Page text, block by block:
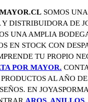
SOMOS UNA
Y DISTRIBUIDORA DE
UNA AMPLIA
EN STOCK CON
TU PROPIO
POR MAYOR.
AL AÑO
EN